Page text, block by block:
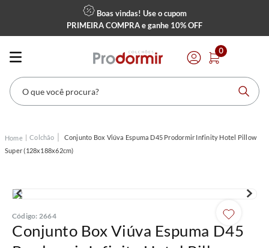
Boas vindas! Use o cupom
PRIMEIRA COMPRAe ganhe 10% OFF
0
O que você procura?
Colchão
Conjunto Box Viúva Espuma D45 Prodormir Infinity Hotel Pillow
Super (128x188x62cm)
Código: 2664
Conjunto Box Viúva Espuma D45